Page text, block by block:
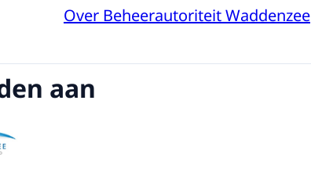
Over Beheerautoriteit Waddenzee
aan